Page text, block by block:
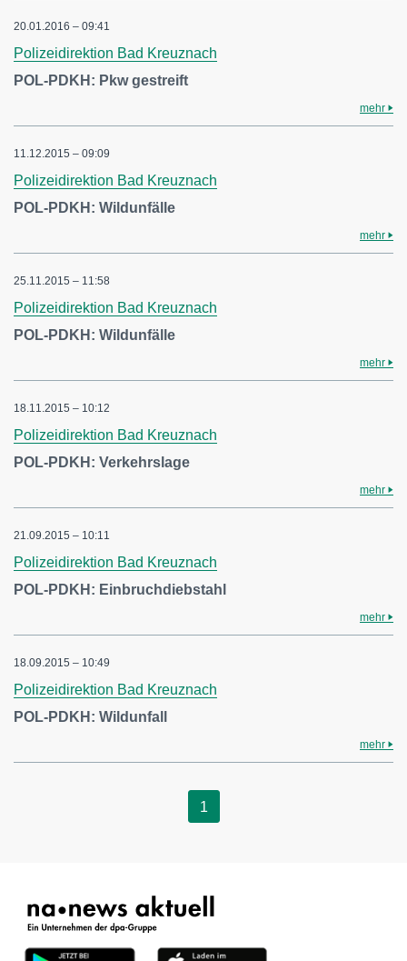
20.01.2016 – 09:41
Polizeidirektion Bad Kreuznach
POL-PDKH: Pkw gestreift
mehr
11.12.2015 – 09:09
Polizeidirektion Bad Kreuznach
POL-PDKH: Wildunfälle
mehr
25.11.2015 – 11:58
Polizeidirektion Bad Kreuznach
POL-PDKH: Wildunfälle
mehr
18.11.2015 – 10:12
Polizeidirektion Bad Kreuznach
POL-PDKH: Verkehrslage
mehr
21.09.2015 – 10:11
Polizeidirektion Bad Kreuznach
POL-PDKH: Einbruchdiebstahl
mehr
18.09.2015 – 10:49
Polizeidirektion Bad Kreuznach
POL-PDKH: Wildunfall
mehr
1